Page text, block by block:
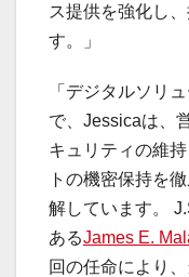
ス提供を強化し
す。」
「デジタルソリ
で、Jessicaは、
キュリティの維
トの機密保持を
解しています。
あるJames E.
回の任命により